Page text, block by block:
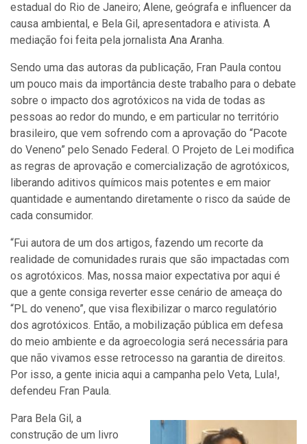
estadual do Rio de Janeiro; Alene, geógrafa e influencer da
causa ambiental, e Bela Gil, apresentadora e ativista. A
mediação foi feita pela jornalista Ana Aranha.
Sendo uma das autoras da publicação, Fran Paula contou
um pouco mais da importância deste trabalho para o debate
sobre o impacto dos agrotóxicos na vida de todas as
pessoas ao redor do mundo, e em particular no território
brasileiro, que vem sofrendo com a aprovação do “Pacote
do Veneno” pelo Senado Federal. O Projeto de Lei modifica
as regras de aprovação e comercialização de agrotóxicos,
liberando aditivos químicos mais potentes e em maior
quantidade e aumentando diretamente o risco da saúde de
cada consumidor.
“Fui autora de um dos artigos, fazendo um recorte da
realidade de comunidades rurais que são impactadas com
os agrotóxicos. Mas, nossa maior expectativa por aqui é
que a gente consiga reverter esse cenário de ameaça do
“PL do veneno”, que visa flexibilizar o marco regulatório
dos agrotóxicos. Então, a mobilização pública em defesa
do meio ambiente e da agroecologia será necessária para
que não vivamos esse retrocesso na garantia de direitos.
Por isso, a gente inicia aqui a campanha pelo Veta, Lula!,
defendeu Fran Paula.
Para Bela Gil, a
construção de um livro